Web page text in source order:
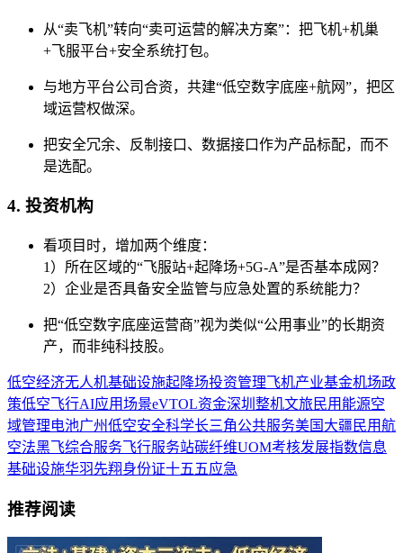
从“卖飞机”转向“卖可运营的解决方案”：把飞机+机巢
+飞服平台+安全系统打包。
与地方平台公司合资，共建“低空数字底座+航网”，把区
域运营权做深。
把安全冗余、反制接口、数据接口作为产品标配，而不
是选配。
4. 投资机构
看项目时，增加两个维度：
1）所在区域的“飞服站+起降场+5G-A”是否基本成网？
2）企业是否具备安全监管与应急处置的系统能力？
把“低空数字底座运营商”视为类似“公用事业”的长期资
产，而非纯科技股。
低空经济无人机基础设施起降场投资管理飞机产业基金机场政
策低空飞行AI应用场景eVTOL资金深圳 整机文旅民用 能源空
域管理电池广州低空安全科学长三角公共服务美国 大疆 民用航
空法黑飞综合服务飞行服务站碳纤维UOM考核发展指数信息
基础设施华羽先翔身份证十五五应急
推荐阅读